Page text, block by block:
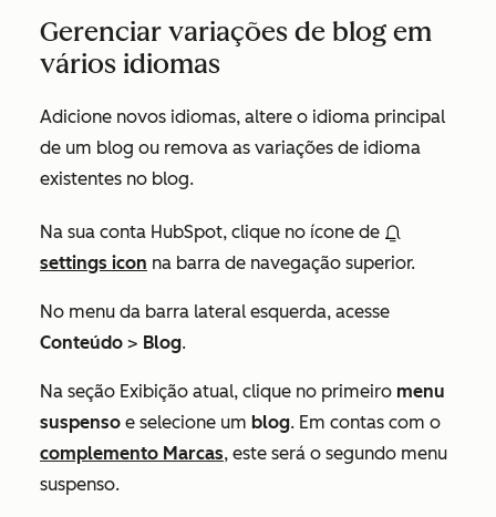
Gerenciar variações de blog em
vários idiomas
Adicione novos idiomas, altere o idioma principal
de um blog ou remova as variações de idioma
existentes no blog.
Na sua conta HubSpot, clique no ícone de
settings icon na barra de navegação superior.
No menu da barra lateral esquerda, acesse
Conteúdo > Blog.
Na seção Exibição atual, clique no primeiro menu
suspenso e selecione um blog. Em contas com o
complemento Marcas, este será o segundo menu
suspenso.